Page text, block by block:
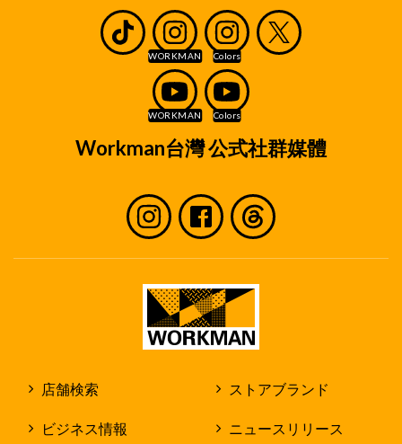
Workman台灣 公式社群媒體
店舗検索 ストアブランド
ビジネス情報 ニュースリリース